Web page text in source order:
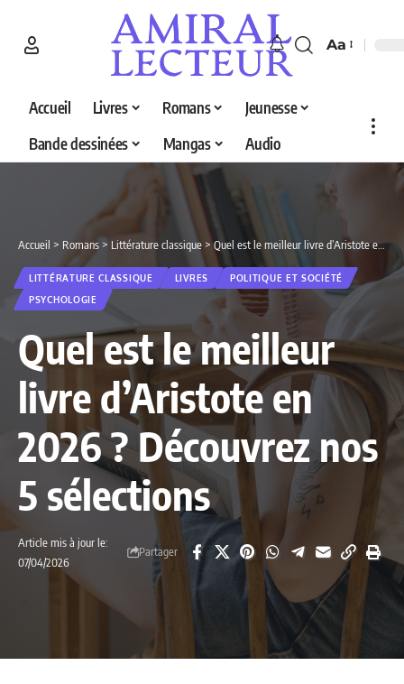
Aa
Accueil Livres Romans
Jeunesse
Bande dessinées
Mangas Audio
Accueil > Romans > Littérature classique >Quel est le meilleur livre d’Aristote en 2026 ? Découvrez nos 5 sélections
LITTÉRATURE CLASSIQUE LIVRES
POLITIQUE ET SOCIÉTÉ
PSYCHOLOGIE
Quel est le meilleur
livre d’Aristote en
2026 ? Découvrez nos
5 sélections
Article mis à jour le:
07/04/2026
Partager